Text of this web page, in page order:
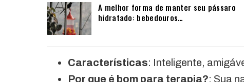
A melhor forma de manter seu pássaro
hidratado: bebedouros…
Características: Inteligente,
Por que é bom para terapia?: Sua